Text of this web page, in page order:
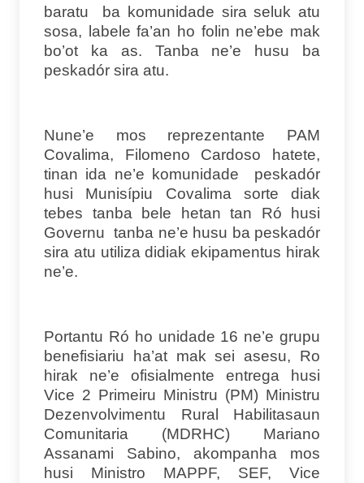
baratu ba komunidade sira seluk atu
sosa, labele fa’an ho folin ne’ebe mak
bo’ot ka as. Tanba ne’e husu ba
peskadór sira atu.
Nune’e mos reprezentante PAM
Covalima, Filomeno Cardoso hatete,
tinan ida ne’e komunidade peskadór
husi Munisípiu Covalima sorte diak
tebes tanba bele hetan tan Ró husi
Governu tanba ne’e husu ba peskadór
sira atu utiliza didiak ekipamentus hirak
ne’e.
Portantu Ró ho unidade 16 ne’e grupu
benefisiariu ha’at mak sei asesu, Ro
hirak ne’e ofisialmente entrega husi
Vice 2 Primeiru Ministru (PM) Ministru
Dezenvolvimentu Rural Habilitasaun
Comunitaria (MDRHC) Mariano
Assanami Sabino, akompanha mos
husi Ministro MAPPF, SEF, Vice